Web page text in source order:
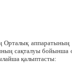
Орталық аппаратының
сақталуы бойынша
қалыптасты: